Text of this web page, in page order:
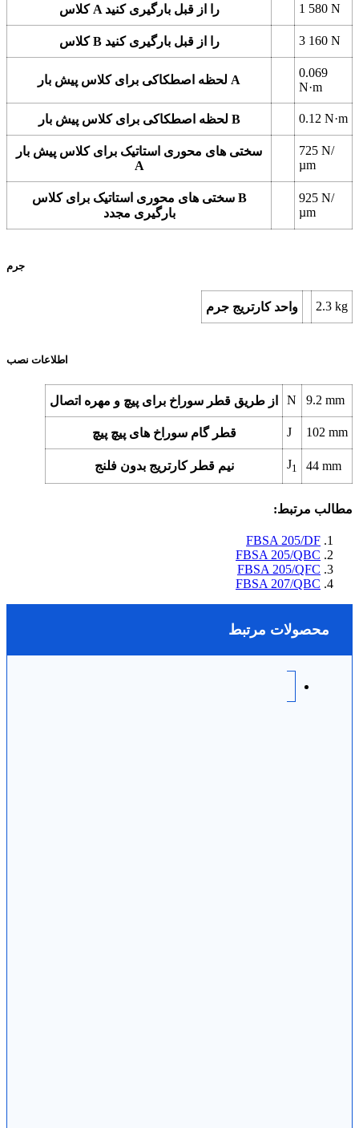
کلاس A را از قبل بارگیری کنید 1 580 N
کلاس B را از قبل بارگیری کنید 3 160 N
لحظه اصطکاکی برای کلاس پیش بار A
0.069
N·m
لحظه اصطکاکی برای کلاس پیش بار B 0.12 N·m
سختی های محوری استاتیک برای کلاس پیش بار
A
725 N/
µm
سختی های محوری استاتیک برای کلاس B
بارگیری مجدد
925 N/
µm
جرم
واحد کارتریج جرم 2.3 kg
اطلاعات نصب
از طریق قطر سوراخ برای پیچ و مهره اتصال N 9.2 mm
قطر گام سوراخ های پیچ پیچ J 102 mm
نیم قطر کارتریج بدون فلنج J1 44 mm
مطالب مرتبط:
FBSA 205/DF
FBSA 205/QBC
FBSA 205/QFC
FBSA 207/QBC
محصولات مرتبط